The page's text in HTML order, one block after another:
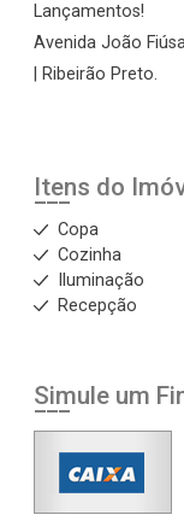
Lançamentos!
Avenida João
| Ribeirão Preto.
Itens do
Copa
Cozinha
Iluminação
Recepção
Simule um